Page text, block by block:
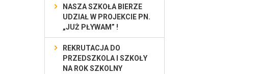
NASZA SZKOŁA BIERZE
UDZIAŁ W PROJEKCIE PN.
„JUŻ PŁYWAM” !
REKRUTACJA DO
PRZEDSZKOLA I SZKOŁY
NA ROK SZKOLNY